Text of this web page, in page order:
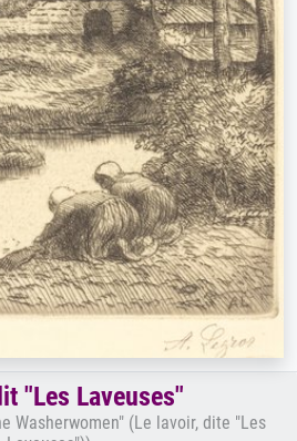
"Les Laveuses"
Washerwomen" (Le lavoir, dite "Les